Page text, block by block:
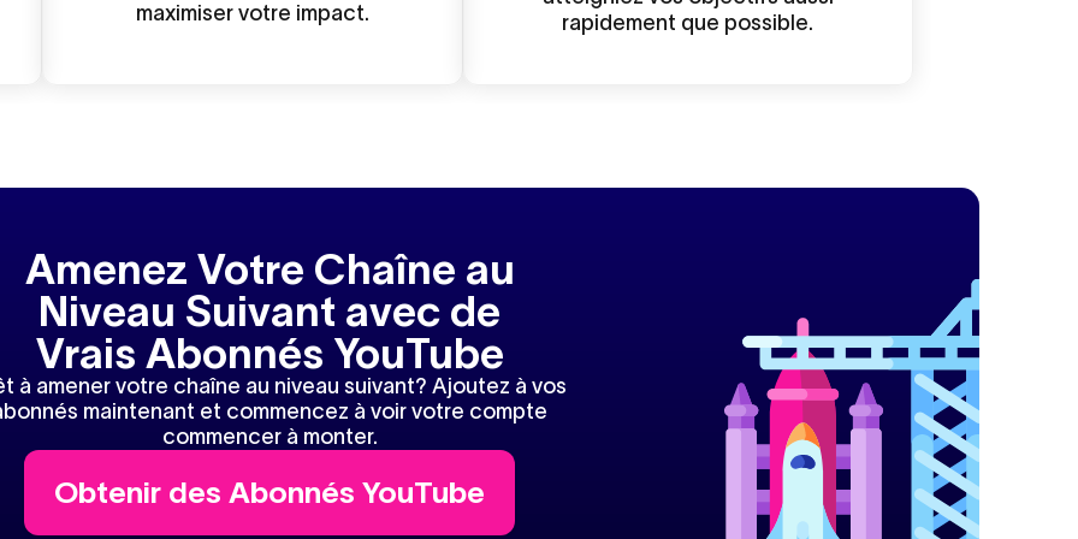
maximiser votre impact.
rapidement que possible.
Amenez Votre Chaîne au
Niveau Suivant avec de
Vrais Abonnés YouTube
à amener votre chaîne au niveau suivant? Ajoutez à vos
maintenant et commencez à voir votre compte
commencer à monter.
Obtenir des Abonnés YouTube